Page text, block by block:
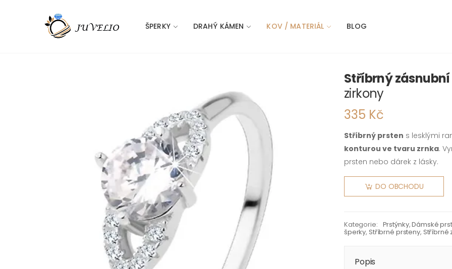
ŠPERKY DRAHÝ KÁMEN KOV / MATERIÁL BLOG
Stříbrný
zirkony
335 Kč
Stříbrný prsten s lesklými
konturou ve tvaru zrnka.
prsten nebo dárek z lásky.
DO OBCHODU
Kategorie: Prstýnky,Dámské
šperky, Stříbrné prsteny, Stříbrné
Popis